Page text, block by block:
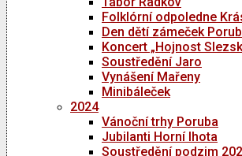
Folklórní odpoledne
Den dětí zámeček
Koncert „Hojnost
Soustředění Jaro
Vynášení Mařeny
Minibáleček
2024
Vánoční trhy Poruba
Jubilanti Horní lhota
Soustředění podzim